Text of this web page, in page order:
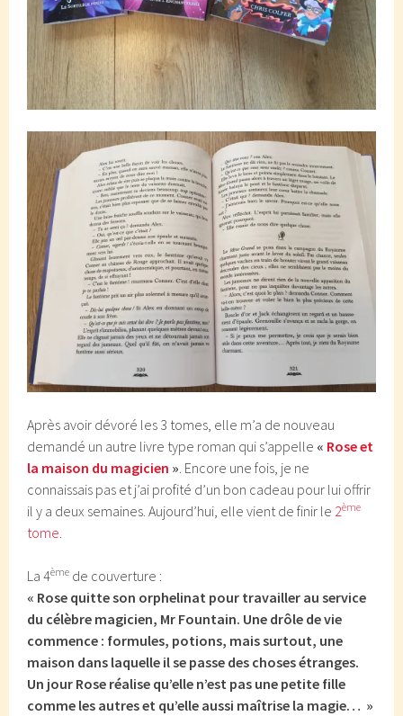
Après avoir dévoré les 3 tomes, elle m’a de nouveau
demandé un autre livre type roman qui s’appelle « Rose et
la maison du magicien ». Encore une fois, je ne
connaissais pas et j’ai profité d’un bon cadeau pour lui offrir
il y a deux semaines. Aujourd’hui, elle vient de finir le 2ème
tome.
La 4ème de couverture :
« Rose quitte son orphelinat pour travailler au service
du célèbre magicien, Mr Fountain. Une drôle de vie
commence : formules, potions, mais surtout, une
maison dans laquelle il se passe des choses étranges.
Un jour Rose réalise qu’elle n’est pas une petite fille
comme les autres et qu’elle aussi maîtrise la magie… »